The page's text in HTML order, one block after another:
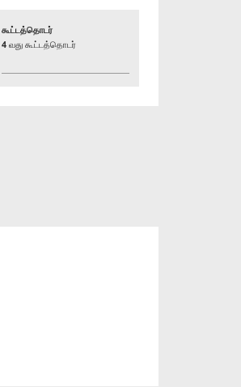
கூட்டத்தொடர்
4 வது கூட்டத்தொடர்